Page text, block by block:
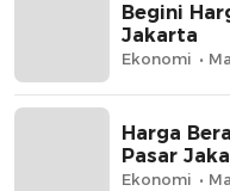
Begini
Jakarta
Ekonomi
Harga
Pasar
Ekonomi